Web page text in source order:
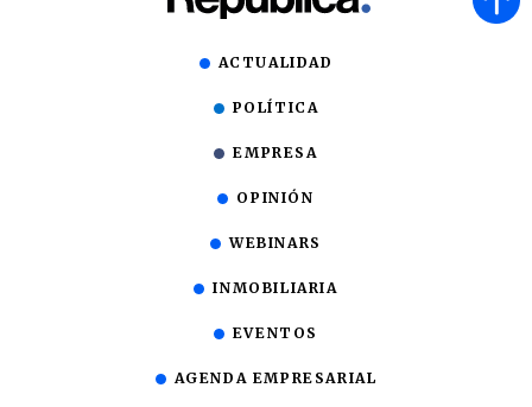
ACTUALIDAD
POLÍTICA
EMPRESA
OPINIÓN
WEBINARS
INMOBILIARIA
EVENTOS
AGENDA EMPRESARIAL